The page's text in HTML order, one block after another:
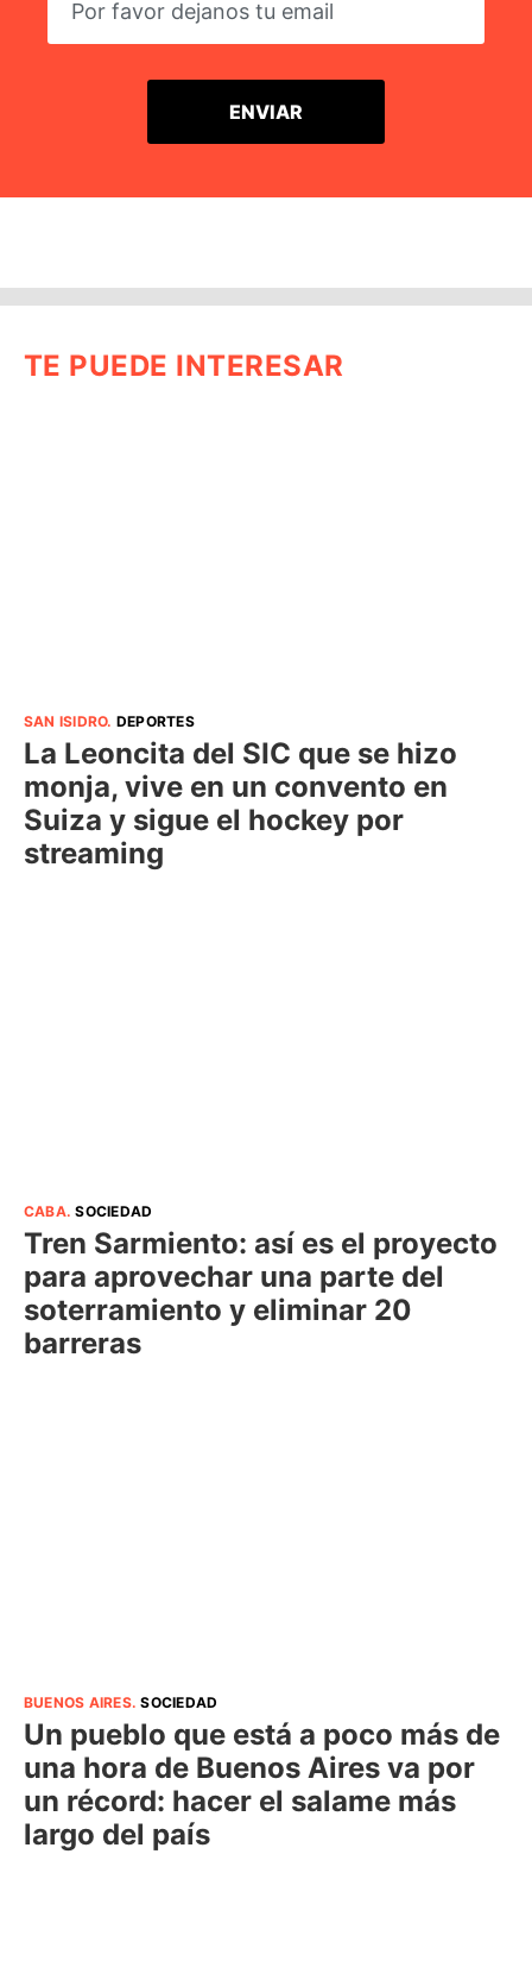
TE PUEDE INTERESAR
SAN ISIDRO. DEPORTES
La Leoncita del SIC que se hizo
monja, vive en un convento en
Suiza y sigue el hockey por
streaming
CABA.SOCIEDAD
Tren Sarmiento: así es el proyecto
para aprovechar una parte del
soterramiento y eliminar 20
barreras
BUENOS AIRES.SOCIEDAD
Un pueblo que está a poco más de
una hora de Buenos Aires va por
un récord: hacer el salame más
largo del país